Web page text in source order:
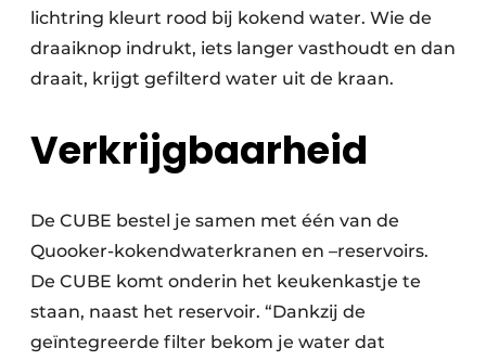
lichtring kleurt rood bij kokend water. Wie de
draaiknop indrukt, iets langer vasthoudt en dan
draait, krijgt gefilterd water uit de kraan.
Verkrijgbaarheid
De CUBE bestel je samen met één van de
Quooker-kokendwaterkranen en –reservoirs.
De CUBE komt onderin het keukenkastje te
staan, naast het reservoir. “Dankzij de
geïntegreerde filter bekom je water dat